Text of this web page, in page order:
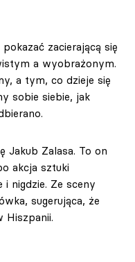
zacierającą się
a wyobrażonym.
a tym, co dzieje się
sobie siebie, jak
Jakub Zalasa. To on
akcja sztuki
i nigdzie. Ze sceny
sugerująca, że
Hiszpanii.